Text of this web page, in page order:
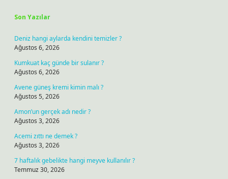
Son Yazılar
Deniz hangi aylarda kendini temizler ?
Ağustos 6, 2026
Kumkuat kaç günde bir sulanır ?
Ağustos 6, 2026
Avene güneş kremi kimin malı ?
Ağustos 5, 2026
Amon’un gerçek adı nedir ?
Ağustos 3, 2026
Acemi zıttı ne demek ?
Ağustos 3, 2026
7 haftalık gebelikte hangi meyve kullanılır ?
Temmuz 30, 2026